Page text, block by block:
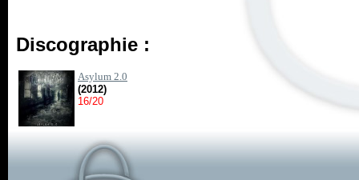
Discographie :
Asylum 2.0
(2012)
16/20